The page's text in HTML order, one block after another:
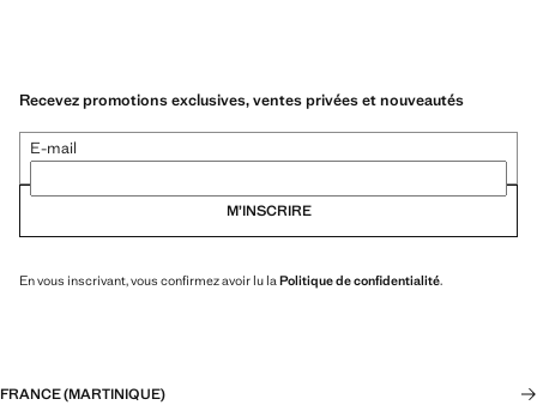
Recevez promotions exclusives, ventes privées et nouveautés
E-mail
M’INSCRIRE
En vous inscrivant, vous confirmez avoir lu la Politique de confidentialité.
FRANCE (MARTINIQUE)